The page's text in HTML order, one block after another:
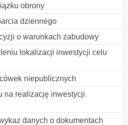
obrony
dziennego
o warunkach zabudowy
lokalizacji inwestycji celu
niepublicznych
na realizację inwestycji
danych o dokumentach